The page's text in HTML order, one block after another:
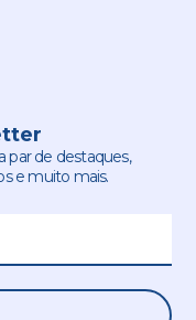
par de destaques,
e muito mais.